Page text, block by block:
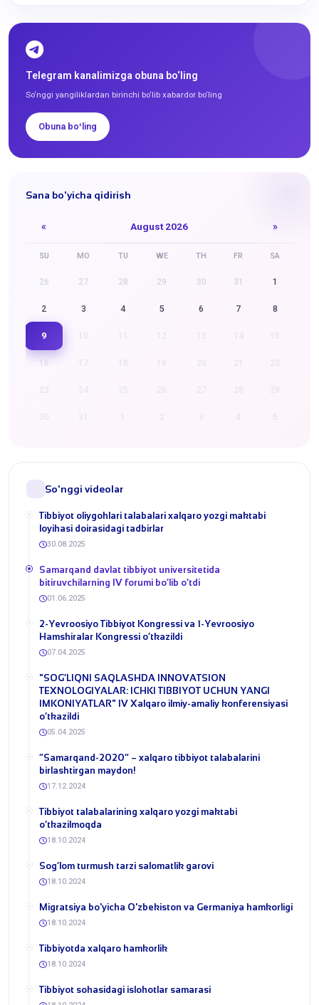
Telegram kanalimizga obuna bo‘ling
So‘nggi yangiliklardan birinchi bo‘lib xabardor bo‘ling
Obuna boʻling
Sana bo'yicha qidirish
« August 2026 »
SU MO TU WE TH FR SA
26 27 28 29 30 31 1
2 3 4 5 6 7 8
9 15
16 21 22
27 28 29
3 4 5
So'nggi videolar
Tibbiyot oliygohlari talabalari xalqaro yozgi maktabi
loyihasi doirasidagi tadbirlar
30.08.2025
​Samarqand davlat tibbiyot universitetida
bitiruvchilarning IV forumi bo‘lib o‘tdi
01.06.2025
2-Yevroosiyo Tibbiyot Kongressi va 1-Yevroosiyo
Hamshiralar Kongressi o‘tkazildi
07.04.2025
​"SOG‘LIQNI SAQLASHDA INNOVATSION
TEXNOLOGIYALAR: ICHKI TIBBIYOT UCHUN YANGI
IMKONIYATLAR" IV Xalqaro ilmiy-amaliy konferensiyasi
o‘tkazildi
05.04.2025
“Samarqand-2020” – xalqaro tibbiyot talabalarini
birlashtirgan maydon!
17.12.2024
Tibbiyot talabalarining xalqaro yozgi maktabi
o‘tkazilmoqda
18.10.2024
Sog‘lom turmush tarzi salomatlik garovi
18.10.2024
Migratsiya bo'yicha O'zbekiston va Germaniya hamkorligi
18.10.2024
Tibbiyotda xalqaro hamkorlik
18.10.2024
Tibbiyot sohasidagi islohotlar samarasi